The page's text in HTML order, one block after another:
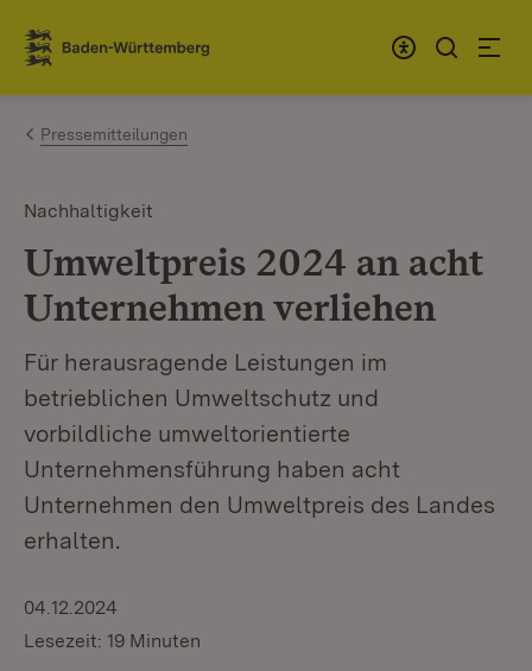
Zum Inhalt springen
Link zur Startseite
Pressemitteilungen
Nachhaltigkeit
Umweltpreis 2024 an acht
Unternehmen verliehen
Für herausragende Leistungen im
betrieblichen Umweltschutz und
vorbildliche umweltorientierte
Unternehmensführung haben acht
Unternehmen den Umweltpreis des Landes
erhalten.
04.12.2024
Lesezeit: 19 Minuten